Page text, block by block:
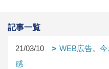
記事一覧
21/03/10
WEB広告。
感